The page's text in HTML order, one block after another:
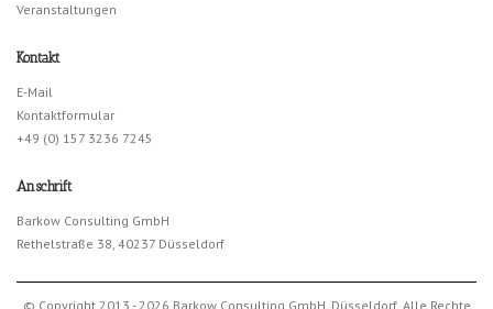
Veranstaltungen
Kontakt
E-Mail
Kontaktformular
+49 (0) 157 3236 7245
Anschrift
Barkow Consulting GmbH
Rethelstraße 38, 40237 Düsseldorf
© Copyright 2013 - 2026 Barkow Consulting GmbH, Düsseldorf. Alle Rechte